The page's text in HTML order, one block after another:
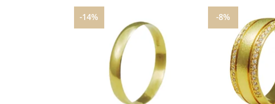
-14% -8%